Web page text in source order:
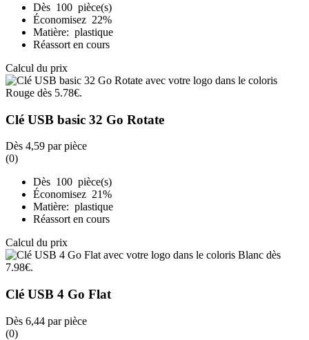
Dès 100 pièce(s)
Économisez 22%
Matière: plastique
Réassort en cours
Calcul du prix
Clé USB basic 32 Go Rotate
Dès 4,59 par pièce
(0)
Dès 100 pièce(s)
Économisez 21%
Matière: plastique
Réassort en cours
Calcul du prix
Clé USB 4 Go Flat
Dès 6,44 par pièce
(0)